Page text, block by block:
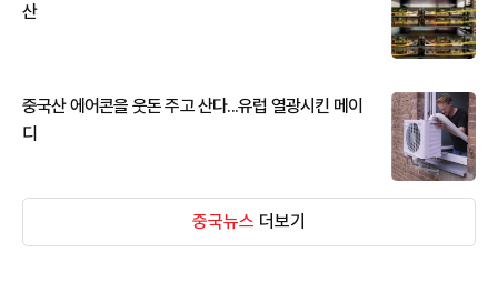
산
중국산 에어콘을 웃돈 주고 산다...유럽 열광시킨 메이
디
중국뉴스 더보기